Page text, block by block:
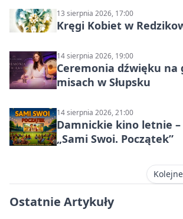
13 sierpnia 2026, 17:00
Kręgi Kobiet w
14 sierpnia 2026, 19:00
Ceremonia dźwięku na
misach w Słupsku
14 sierpnia 2026, 21:00
Damnickie kino letnie
„Sami Swoi. Początek”
Ostatnie Artykuły